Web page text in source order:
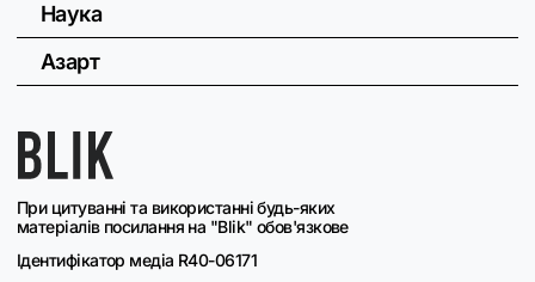
При цитуванні та використанні будь-яких
матеріалів посилання на "Blik" обов'язкове
Ідентифікатор медіа R40-06171
Наука
Азарт